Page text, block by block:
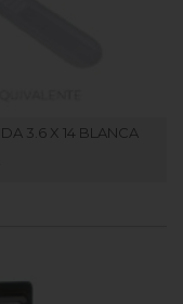
3.6 X 14 BLANCA